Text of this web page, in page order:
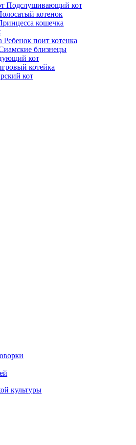
Подслушивающий кот
котенок
кошечка
Ребенок поит котенка
близнецы
кот
котейка
кот
культуры